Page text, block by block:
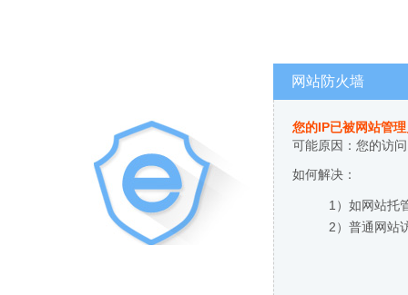
网站防火墙
您的IP已被网站管
可能原因：您的访
如何解决：
1）如网站托
2）普通网站